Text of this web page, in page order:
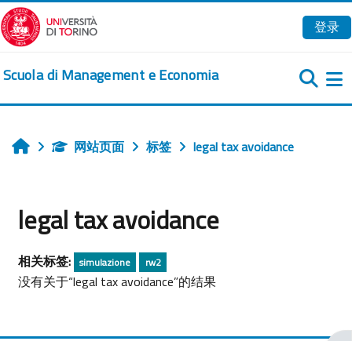
跳到主要内容
登录
Scuola di Management e Economia
首页 网站页面 标签 legal tax avoidance
legal tax avoidance
相关标签: simulazione rw2
没有关于“legal tax avoidance”的结果